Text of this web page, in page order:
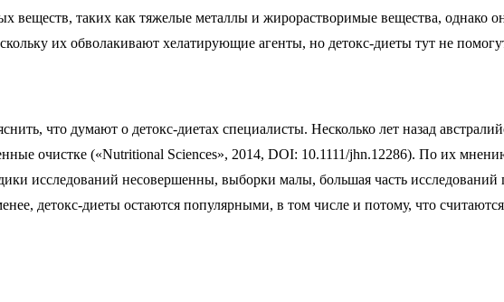
веществ, таких как тяжелые металлы и жирорастворимые вещества, однако
их обволакивают хелатирующие агенты, но детокс-диеты тут не
что думают о детокс-диетах специалисты. Несколько лет назад
очистке («Nutritional Sciences», 2014, DOI: 10.1111/jhn.12286). По их
исследований несовершенны, выборки малы, большая часть
детокс-диеты остаются популярными, в том числе и потому, что